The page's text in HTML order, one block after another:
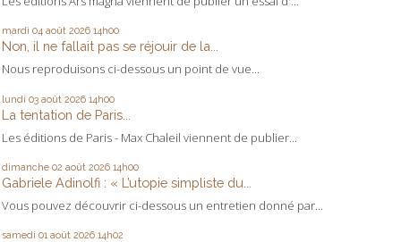
mardi 04 août 2026 14h00
Non, il ne fallait pas se réjouir de la...
Nous reproduisons ci-dessous un point de vue...
lundi 03 août 2026 14h00
La tentation de Paris...
Les éditions de Paris - Max Chaleil viennent de publier...
dimanche 02 août 2026 14h00
Gabriele Adinolfi : « L’utopie simpliste du...
Vous pouvez découvrir ci-dessous un entretien donné par...
samedi 01 août 2026 14h02